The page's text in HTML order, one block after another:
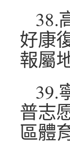
38.
好康
報屬
39.
普志
區體